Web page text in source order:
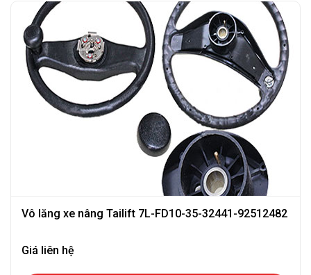
Vô lăng xe nâng Tailift 7L-FD10-35-32441-92512482
Giá liên hệ